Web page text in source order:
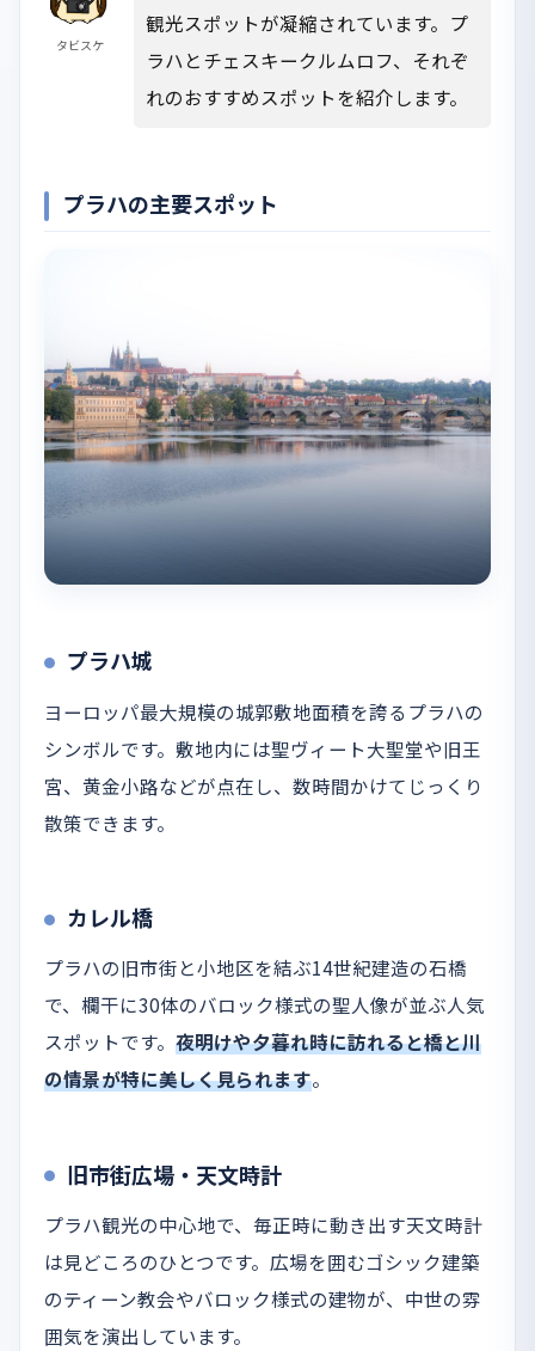
タビスケ
観光スポットが凝縮されています。プ
ラハとチェスキークルムロフ、それぞ
れのおすすめスポットを紹介します。
プラハの主要スポット
プラハ城
ヨーロッパ最大規模の城郭敷地面積を誇るプラハの
シンボルです。敷地内には聖ヴィート大聖堂や旧王
宮、黄金小路などが点在し、数時間かけてじっくり
散策できます。
カレル橋
プラハの旧市街と小地区を結ぶ14世紀建造の石橋
で、欄干に30体のバロック様式の聖人像が並ぶ人気
スポットです。 夜明けや夕暮れ時に訪れると橋と川
の情景が特に美しく見られます。
旧市街広場・天文時計
プラハ観光の中心地で、毎正時に動き出す天文時計
は見どころのひとつです。広場を囲むゴシック建築
のティーン教会やバロック様式の建物が、中世の雰
囲気を演出しています。